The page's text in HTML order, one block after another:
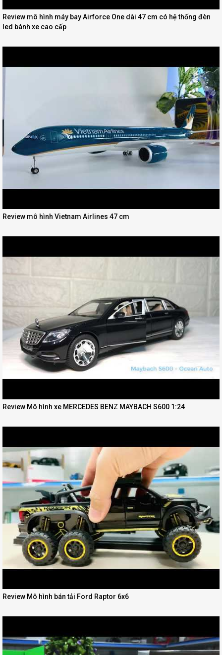
Review mô hình máy bay Airforce One dài 47 cm có hệ thống đèn
led bánh xe cao cấp
Review mô hình Vietnam Airlines 47 cm
Review Mô hình xe MERCEDES BENZ MAYBACH S600 1:24
Review Mô hình bán tải Ford Raptor 6x6